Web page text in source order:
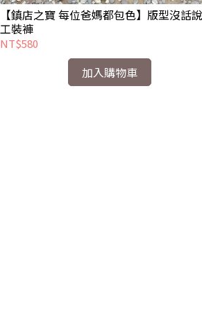
【鎮店之寶 每位爸媽都包色】版型沒話
工裝褲
NT$580
加入購物車